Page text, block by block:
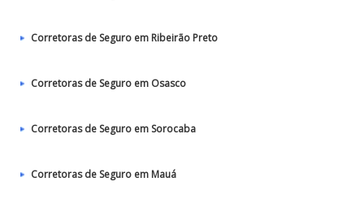
Corretoras de Seguro em Ribeirão Preto
Corretoras de Seguro em Osasco
Corretoras de Seguro em Sorocaba
Corretoras de Seguro em Mauá